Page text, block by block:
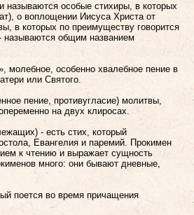
называются особые стихиры, в которых
о воплощении Иисуса Христа от
в которых по преимуществу говорится
называются общим названием
молебное, особенно хвалебное пение в
или Святого.
пение, противугласие) молитвы,
на двух клиросах.
- есть стих, который
Евангелия и паремий. Прокимен
к чтению и выражает сущность
много: они бывают дневные,
поется во время причащения